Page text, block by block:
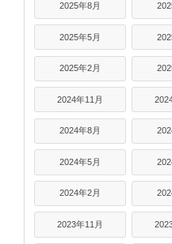
2025年8月
2025年5月
2025年2月
2024年11月
2024年8月
2024年5月
2024年2月
2023年11月